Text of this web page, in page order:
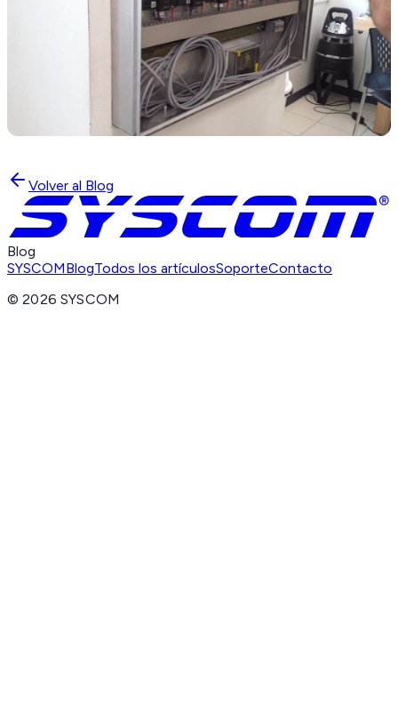
Volver al Blog
Blog
SYSCOMBlogTodos los artículosSoporteContacto
©2026 SYSCOM